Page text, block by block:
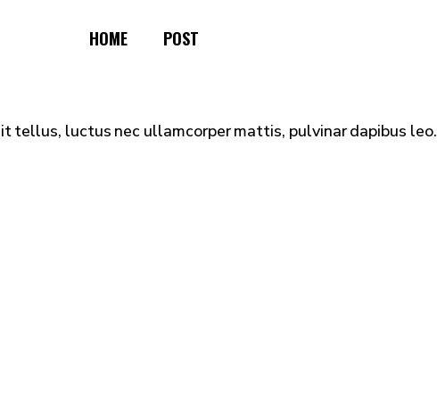
HOME POST
tellus, luctus nec ullamcorper mattis, pulvinar dapibus leo.